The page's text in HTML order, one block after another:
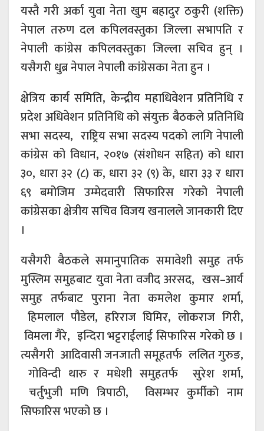
यस्तै गरी अर्का युवा नेता खुम बहादुर ठकुरी (शक्ति)
नेपाल तरुण दल कपिलवस्तुका जिल्ला सभापति र
नेपाली कांग्रेस कपिलवस्तुका जिल्ला सचिव हुन् ।
यसैगरी धुब्र नेपाल नेपाली कांग्रेसका नेता हुन ।
क्षेत्रिय कार्य समिति, केन्द्रीय महाधिवेशन प्रतिनिधि र
प्रदेश अधिवेशन प्रतिनिधि को संयुक्त बैठकले प्रतिनिधि
सभा सदस्य, राष्ट्रिय सभा सदस्य पदको लागि नेपाली
कांग्रेस को विधान, २०१७ (संशोधन सहित) को धारा
३०, धारा ३२ (८) क, धारा ३२ (९) के, धारा ३३ र धारा
६९ बमोजिम उम्मेदवारी सिफारिस गरेको नेपाली
कांग्रेसका क्षेत्रीय सचिव विजय खनालले जानकारी दिए
।
यसैगरी बैठकले समानुपातिक समावेशी समुह तर्फ
मुस्लिम समुहबाट युवा नेता वजीद अरसद, खस–आर्य
समुह तर्फबाट पुराना नेता कमलेश कुमार शर्मा,
हिमलाल पौडेल, हरिराज घिमिर, लोकराज गिरी,
विमला गैरे, इन्दिरा भट्टराईलाई सिफारिस गरेको छ ।
त्यसैगरी आदिवासी जनजाती समूहतर्फ ललित गुरुङ,
गोविन्दी थारु र मधेशी समुहतर्फ सुरेश शर्मा,
चर्तुभुजी मणि त्रिपाठी, विसम्भर कुर्मीको नाम
सिफारिस भएको छ ।